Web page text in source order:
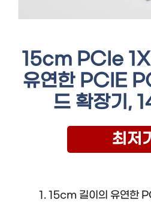
15cm PCIe 1X
유연한 PCIE
드 확장기,
최저
15cm 길이의 유연한